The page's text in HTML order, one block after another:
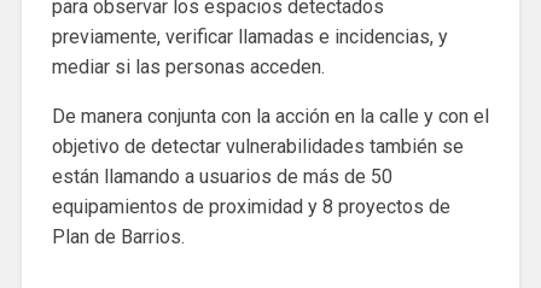
para observar los espacios detectados
previamente, verificar llamadas e incidencias, y
mediar si las personas acceden.
De manera conjunta con la acción en la calle y con el
objetivo de detectar vulnerabilidades también se
están llamando a usuarios de más de 50
equipamientos de proximidad y 8 proyectos de
Plan de Barrios.